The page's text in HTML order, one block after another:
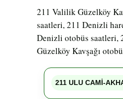
211 Valilik Güzelköy
saatleri, 211 Denizli
Denizli otobüs saatleri,
Güzelköy Kavşağı
211 ULU CAMİ-